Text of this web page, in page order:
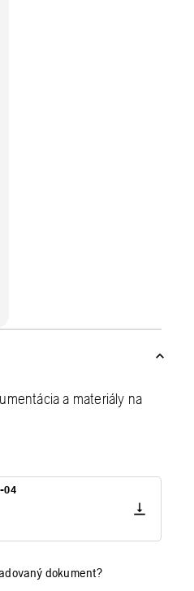
a materiály na
04
dokument?